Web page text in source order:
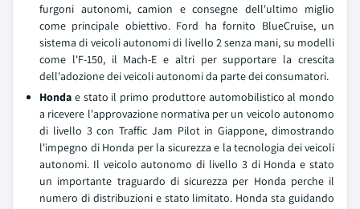
furgoni autonomi, camion e consegne dell'ultimo miglio
come principale obiettivo. Ford ha fornito BlueCruise, un
sistema di veicoli autonomi di livello 2 senza mani, su modelli
come l'F-150, il Mach-E e altri per supportare la crescita
dell'adozione dei veicoli autonomi da parte dei consumatori.
Honda e stato il primo produttore automobilistico al mondo
a ricevere l'approvazione normativa per un veicolo autonomo
di livello 3 con Traffic Jam Pilot in Giappone, dimostrando
l'impegno di Honda per la sicurezza e la tecnologia dei veicoli
autonomi. Il veicolo autonomo di livello 3 di Honda e stato
un importante traguardo di sicurezza per Honda perche il
numero di distribuzioni e stato limitato. Honda sta guidando